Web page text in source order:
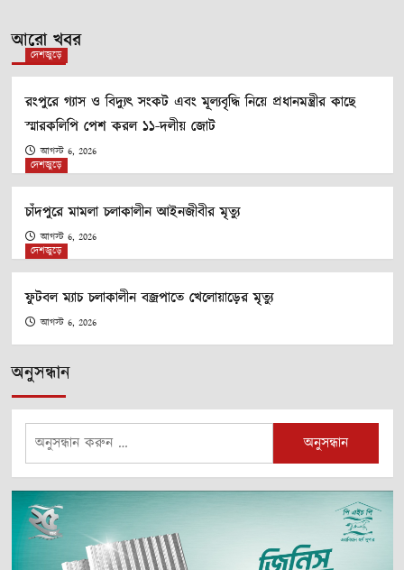
আরো খবর
দেশজুড়ে
রংপুরে গ্যাস ও বিদ্যুৎ সংকট এবং মূল্যবৃদ্ধি নিয়ে প্রধানমন্ত্রীর কাছে
স্মারকলিপি পেশ করল ১১-দলীয় জোট
আগস্ট 6, 2026
দেশজুড়ে
চাঁদপুরে মামলা চলাকালীন আইনজীবীর মৃত্যু
আগস্ট 6, 2026
দেশজুড়ে
ফুটবল ম্যাচ চলাকালীন বজ্রপাতে খেলোয়াড়ের মৃত্যু
আগস্ট 6, 2026
অনুসন্ধান
অনুসন্ধানঃ